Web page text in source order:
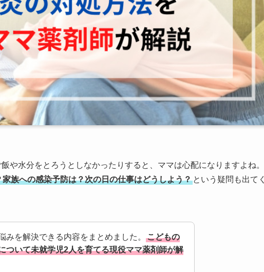
や水分をとろうとしなかったりすると、ママは心配になりますよね。
族への感染予防は？次の日の仕事はどうしよう？ という疑問も出てく
みを解決できる内容をまとめました。
こどもの
ついて未就学児2人を育てる現役ママ薬剤師が解